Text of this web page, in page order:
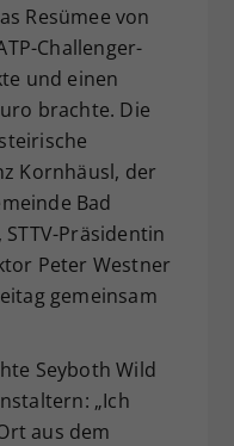
Resümee von
Challenger-
und einen
brachte. Die
Kornhäusl, der
Bad
Präsidentin
Peter Westner
gemeinsam
Seyboth Wild
„Ich
aus dem